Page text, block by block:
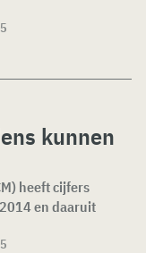
kunnen
heeft cijfers
en daaruit